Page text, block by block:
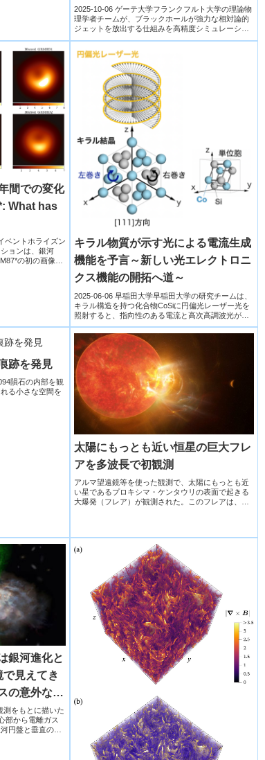
Powerful Relativistic Jets）
2025-10-06 ゲーテ大学フランクフルト大学の理論物
理学者チームが、ブラックホールが強力な相対論的
ジェットを放出する仕組みを高精度シミュレーショ
間での変化
What has
ベントホライズン
ョンは、銀河
の初の画像
キラル物質が示す光による電流生成
機能を予言～新しい光エレクトロニ
クス機能の開拓へ道～
2025-06-06 早稲田大学早稲田大学の研究チームは、
キラル構造を持つ化合物CoSiに円偏光レーザー光を
照射すると、指向性のある電流と高次高調波光が生
成され...
跡を発見
隕石の内部を観
る小さな空間を
太陽にもっとも近い恒星の巨大フレ
アを多波長で初観測
アルマ望遠鏡等を使った観測で、太陽にもっとも近
い星であるプロキシマ・ケンタウリの表面で起きる
大爆発（フレア）が観測された。このフレアは、太
銀河進化と
見えてき
の意外な関
をもとに描いた
部から電離ガス
円盤と垂直の方